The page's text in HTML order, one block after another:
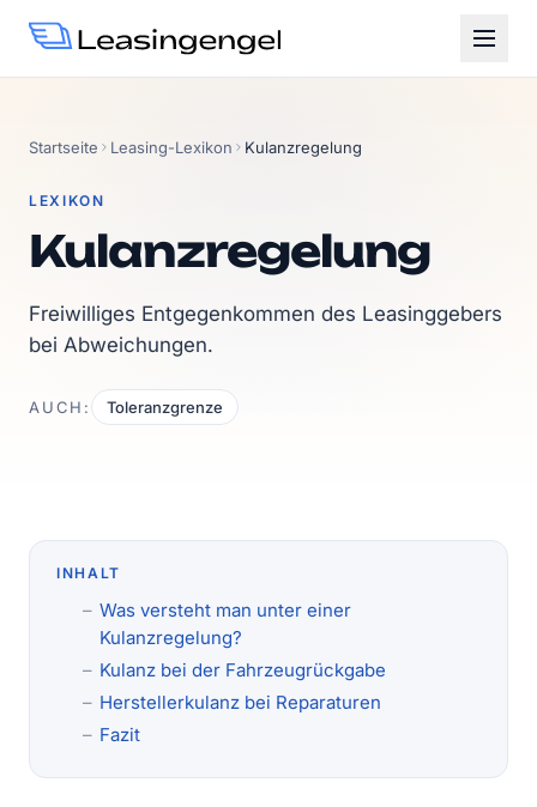
Startseite Leasing-Lexikon Kulanzregelung
LEXIKON
Kulanzregelung
Freiwilliges Entgegenkommen des Leasinggebers
bei Abweichungen.
AUCH: Toleranzgrenze
INHALT
Was versteht man unter einer
Kulanzregelung?
Kulanz bei der Fahrzeugrückgabe
Herstellerkulanz bei Reparaturen
Fazit